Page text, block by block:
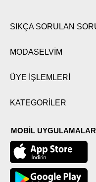
SIKÇA SORULAN
MODASELVİM
ÜYE İŞLEMLERİ
KATEGORİLER
MOBİL UYGULAMALAR